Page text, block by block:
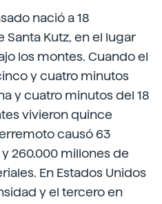
nació a 18
Kutz, en el lugar
los montes. Cuando el
y cuatro minutos
y cuatro minutos del 18
vivieron quince
causó 63
260.000 millones de
En Estados Unidos
y el tercero en